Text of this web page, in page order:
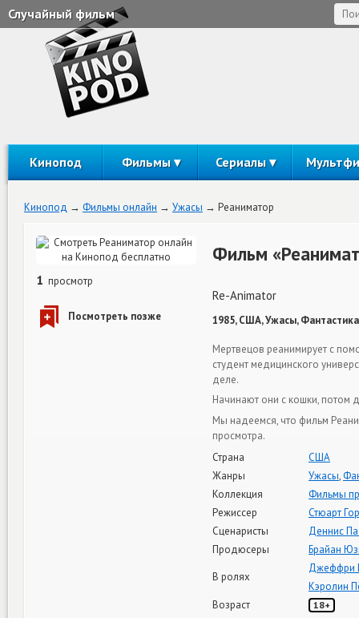
Случайный фильм
Кинопод Фильмы Сериалы
Кинопод Фильмы онлайн Ужасы Реаниматор
1 просмотр
Фильм
Re-Animator
1985, США, Ужасы,
Мертвецов реанимирует с
студент медицинского
деле.
Начинают они с кошки, потом
Мы надеемся, что фильм
просмотра.
Страна
США
Жанры
Ужасы,
Коллекция
Фильмы
Режиссер
Стюарт
Сценаристы
Деннис
Продюсеры
Брайан
В ролях
Джеффри
Кэролин
Возраст
18+